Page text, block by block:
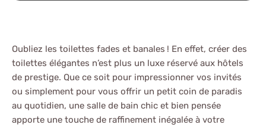
Oubliez les toilettes fades et banales ! En effet, créer des
toilettes élégantes n’est plus un luxe réservé aux hôtels
de prestige. Que ce soit pour impressionner vos invités
ou simplement pour vous offrir un petit coin de paradis
au quotidien, une salle de bain chic et bien pensée
apporte une touche de raffinement inégalée à votre